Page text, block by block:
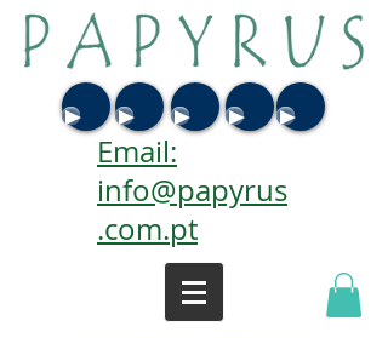
Email:
info@papyrus
.com.pt